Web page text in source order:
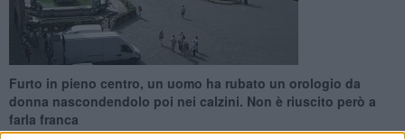
Furto in pieno centro, un uomo ha rubato un orologio da
donna nascondendolo poi nei calzini. Non è riuscito però a
farla franca